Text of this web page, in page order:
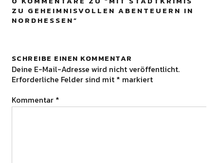
ZU GEHEIMNISVOLLEN ABENTEUERN IN
NORDHESSEN”
SCHREIBE EINEN KOMMENTAR
Deine E-Mail-Adresse wird nicht veröffentlicht.
Erforderliche Felder sind mit * markiert
Kommentar *